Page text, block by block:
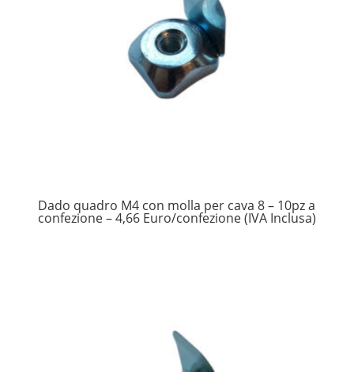
Dado quadro M4 con molla per cava 8 – 10pz a
confezione – 4,66 Euro/confezione (IVA Inclusa)